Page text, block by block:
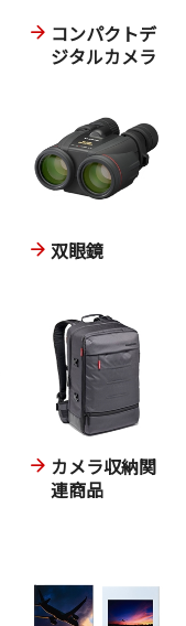
コンパクトデ
ジタルカメラ
双眼鏡
カメラ収納関
連商品